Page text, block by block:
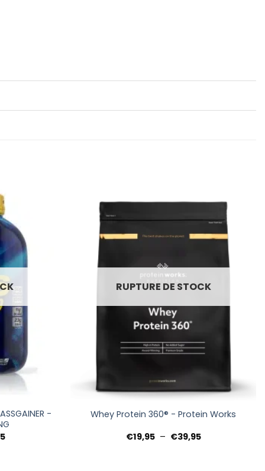
-
Plage
RUPTURE DE STOCK
Whey Protein 360® - Protein Works
€19,95 – €39,95Plage